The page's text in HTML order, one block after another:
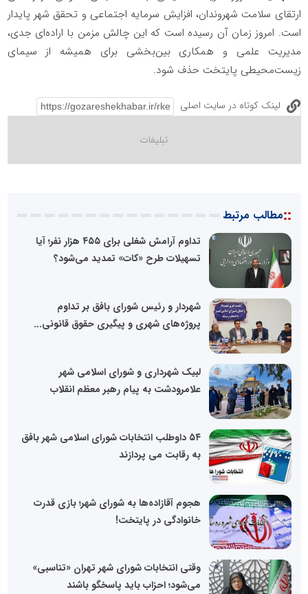
ارتقای سلامت شهروندان، افزایش سرمایه اجتماعی و تحقق شهر پایدار
است. امروز زمان آن رسیده است که این چالش مزمن با اراده‌ای جدی،
مدیریت علمی و همکاری بین‌بخشی برای همیشه از سیمای
زیست‌محیطی پایتخت حذف شود.
لینک کوتاه در سایت اصلی
::مطالب مرتبط
تداوم آرامش شغلی برای ۴۵۵ هزار نفر؛ آیا
تسهیلات طرح «کات» تمدید می‌شود؟
شهردار و رئیس شورای بافق بر تداوم
پروژه‌های شهری و پیگیری حقوق قانونی...
لبیک شهرداری و شورای اسلامی شهر
علامرودشت به پیام رهبر معظم انقلاب
۵۴ داوطلب انتخابات شورای اسلامی شهر بافق
به رقابت می پردازند
هجوم آقازاده‌ها به شورای شهر؛ بازی قدرت
خانوادگی در پایتخت!
وقتی انتخابات شورای شهر تهران «تناسبی»
می‌شود؛ احزاب باید پاسخگو باشند